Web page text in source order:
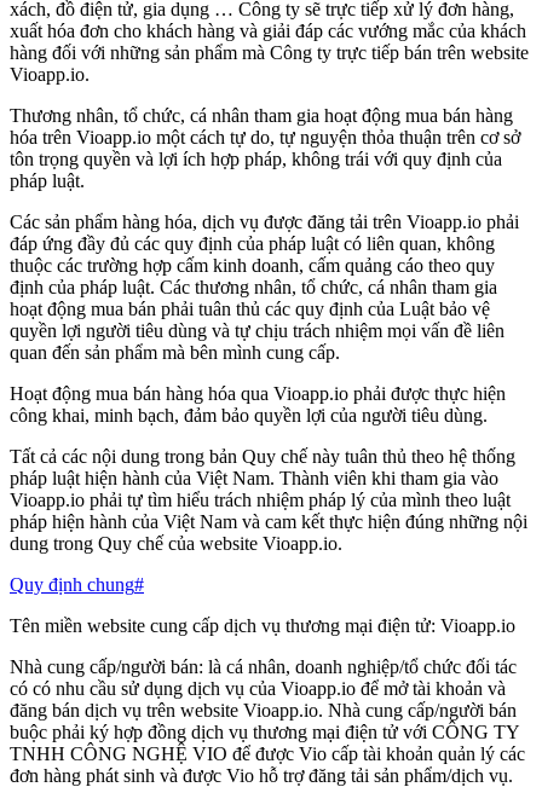
xách, đồ điện tử, gia dụng … Công ty sẽ trực tiếp xử lý đơn hàng,
xuất hóa đơn cho khách hàng và giải đáp các vướng mắc của khách
hàng đối với những sản phẩm mà Công ty trực tiếp bán trên website
Vioapp.io.
Thương nhân, tổ chức, cá nhân tham gia hoạt động mua bán hàng
hóa trên Vioapp.io một cách tự do, tự nguyện thỏa thuận trên cơ sở
tôn trọng quyền và lợi ích hợp pháp, không trái với quy định của
pháp luật.
Các sản phẩm hàng hóa, dịch vụ được đăng tải trên Vioapp.io phải
đáp ứng đầy đủ các quy định của pháp luật có liên quan, không
thuộc các trường hợp cấm kinh doanh, cấm quảng cáo theo quy
định của pháp luật. Các thương nhân, tổ chức, cá nhân tham gia
hoạt động mua bán phải tuân thủ các quy định của Luật bảo vệ
quyền lợi người tiêu dùng và tự chịu trách nhiệm mọi vấn đề liên
quan đến sản phẩm mà bên mình cung cấp.
Hoạt động mua bán hàng hóa qua Vioapp.io phải được thực hiện
công khai, minh bạch, đảm bảo quyền lợi của người tiêu dùng.
Tất cả các nội dung trong bản Quy chế này tuân thủ theo hệ thống
pháp luật hiện hành của Việt Nam. Thành viên khi tham gia vào
Vioapp.io phải tự tìm hiểu trách nhiệm pháp lý của mình theo luật
pháp hiện hành của Việt Nam và cam kết thực hiện đúng những nội
dung trong Quy chế của website Vioapp.io.
Quy định chung#
Tên miền website cung cấp dịch vụ thương mại điện tử: Vioapp.io
Nhà cung cấp/người bán: là cá nhân, doanh nghiệp/tổ chức đối tác
có có nhu cầu sử dụng dịch vụ của Vioapp.io để mở tài khoản và
đăng bán dịch vụ trên website Vioapp.io. Nhà cung cấp/người bán
buộc phải ký hợp đồng dịch vụ thương mại điện tử với CÔNG TY
TNHH CÔNG NGHỆ VIO để được Vio cấp tài khoản quản lý các
đơn hàng phát sinh và được Vio hỗ trợ đăng tải sản phẩm/dịch vụ.